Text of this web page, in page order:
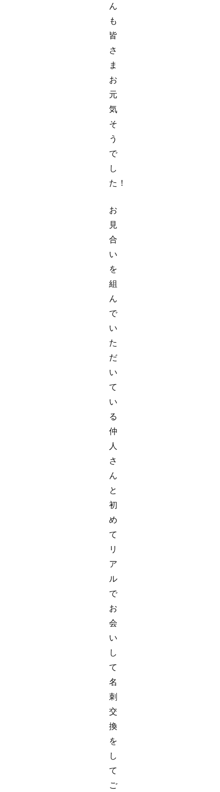
ん
も
皆
さ
ま
お
元
気
そ
う
で
し
た！
お
見
合
い
を
組
ん
で
い
た
だ
い
て
い
る
仲
人
さ
ん
と
初
め
て
リ
ア
ル
で
お
会
い
し
て
名
刺
交
換
を
し
て
ご